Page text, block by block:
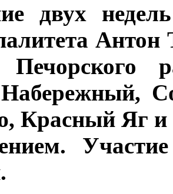
двух
Антон
Красный Яг и